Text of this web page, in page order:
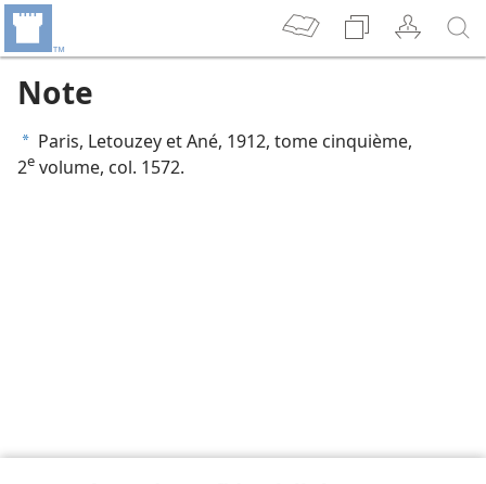
Note
a Paris, Letouzey et Ané, 1912, tome cinquième,
2e volume, col. 1572.